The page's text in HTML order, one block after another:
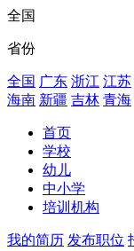
全国
省份
全国 广东 浙江 江苏
海南 新疆 吉林 青海
首页
学校
幼儿
中小学
培训机构
我的简历 发布职位